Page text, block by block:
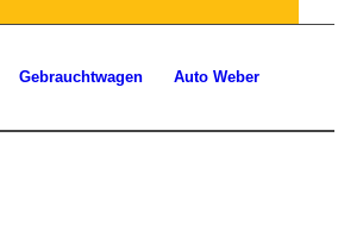
Gebrauchtwagen Auto Weber